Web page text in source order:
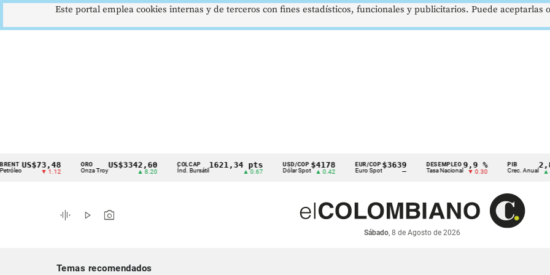
Cintillo
indicadores
económicos
US$73,48
▼ 1.12
ORO
Onza Troy
US$3342,60 COLCAP
Índ. Bursátil
1621,34 pts USD/COP
Dólar Spot
$4178
▲ 0.42
EUR/COP
Euro Spot
$3639
—
DESEMPLEO
Tasa Nacional
9,9 %
▼ 0.30
PIB
Crec. Anual
2,8 %
▲ 0.10
graphic_eq play_arrow photo_camera
Sábado, 8 de Agosto de 2026
Temas recomendados
Este portal emplea cookies internas y de terceros con fines estadísticos, funcionales y publicitarios. Puede aceptarlas